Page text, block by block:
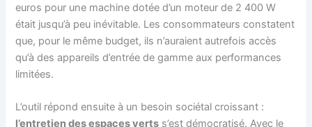
euros pour une machine dotée d’un moteur de 2 400 W
était jusqu’à peu inévitable. Les consommateurs constatent
que, pour le même budget, ils n’auraient autrefois accès
qu’à des appareils d’entrée de gamme aux performances
limitées.
L’outil répond ensuite à un besoin sociétal croissant :
l’entretien des espaces verts s’est démocratisé. Avec le